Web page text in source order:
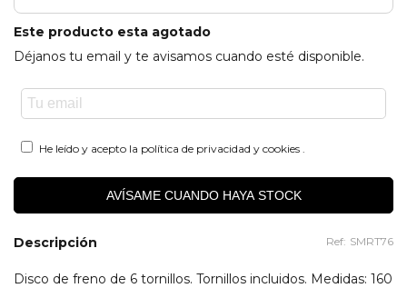
Este producto esta agotado
Déjanos tu email y te avisamos cuando esté disponible.
He leído y acepto la política de privacidad y cookies .
AVÍSAME CUANDO HAYA STOCK
Descripción Ref: SMRT76
Disco de freno de 6 tornillos. Tornillos incluidos. Medidas: 160